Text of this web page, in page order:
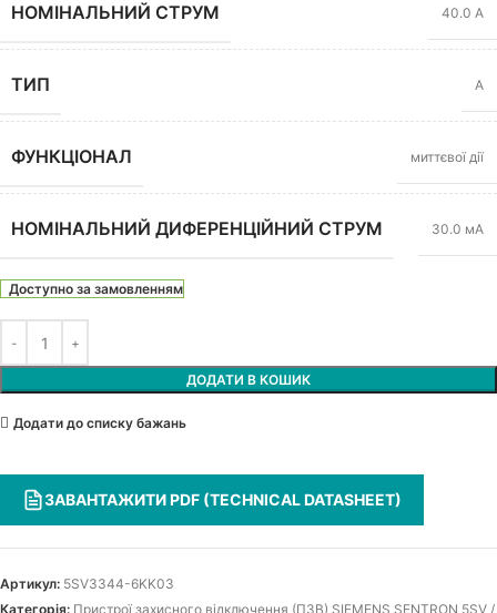
НОМІНАЛЬНИЙ СТРУМ 40.0 А
ТИП A
ФУНКЦІОНАЛ миттєвої дії
НОМІНАЛЬНИЙ ДИФЕРЕНЦІЙНИЙ СТРУМ 30.0 мА
Доступно за замовленням
ДОДАТИ В КОШИК
Додати до списку бажань
ЗАВАНТАЖИТИ PDF (TECHNICAL DATASHEET)
Артикул: 5SV3344-6KK03
Категорія: Пристрої захисного відключення (ПЗВ) SIEMENS SENTRON 5SV /